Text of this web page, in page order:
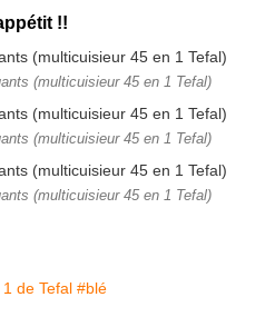
!!
(multicuisieur 45 en 1 Tefal)
(multicuisieur 45 en 1 Tefal)
(multicuisieur 45 en 1 Tefal)
de Tefal #blé